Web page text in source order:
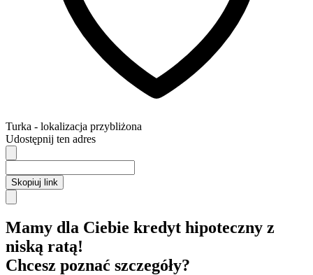
Turka - lokalizacja przybliżona
Udostępnij ten adres
Skopiuj link
Mamy dla Ciebie kredyt hipoteczny z
niską ratą!
Chcesz poznać szczegóły?